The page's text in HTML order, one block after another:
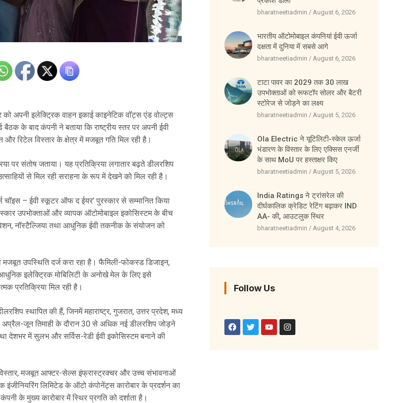
को अपनी इलेक्ट्रिक वाहन इकाई काइनेटिक वॉट्स एंड वोल्ट्स
के बाद कंपनी ने बताया कि राष्ट्रीय स्तर पर अपनी ईवी
और रिटेल विस्तार के क्षेत्र में मजबूत गति मिल रही है।
पर संतोष जताया। यह प्रतिक्रिया लगातार बढ़ते डीलरशिप
से मिल रही सराहना के रूप में देखने को मिल रही है।
चॉइस – ईवी स्कूटर ऑफ द ईयर’ पुरस्कार से सम्मानित किया
उपभोक्ताओं और व्यापक ऑटोमोबाइल इकोसिस्टम के बीच
नॉस्टैल्जिया तथा आधुनिक ईवी तकनीक के संयोजन को
उपस्थिति दर्ज करा रहा है। फैमिली-फोकस्ड डिजाइन,
आधुनिक इलेक्ट्रिक मोबिलिटी के अनोखे मेल के लिए इसे
प्रतिक्रिया मिल रही है।
स्थापित की हैं, जिनमें महाराष्ट्र, गुजरात, उत्तर प्रदेश, मध्य
अप्रैल-जून तिमाही के दौरान 30 से अधिक नई डीलरशिप जोड़ने
देशभर में सुलभ और सर्विस-रेडी ईवी इकोसिस्टम बनाने की
विस्तार, मजबूत आफ्टर-सेल्स इंफ्रास्ट्रक्चर और उच्च संभावनाओं
इंजीनियरिंग लिमिटेड के ऑटो कंपोनेंट्स कारोबार के प्रदर्शन का
के मुख्य कारोबार में स्थिर प्रगति को दर्शाता है।
bharatneetiadmin August 6, 2026
भारतीय ऑटोमोबाइल कंपनियां ईवी ऊर्जा
दक्षता में दुनिया में सबसे आगे
bharatneetiadmin August 6, 2026
टाटा पावर का 2029 तक 30 लाख
उपभोक्ताओं को रूफटॉप सोलर और बैटरी
स्टोरेज से जोड़ने का लक्ष्य
bharatneetiadmin August 5, 2026
Ola Electric ने यूटिलिटी-स्केल ऊर्जा
भंडारण के विस्तार के लिए एक्सिस एनर्जी
के साथ MoU पर हस्ताक्षर किए
bharatneetiadmin August 5, 2026
India Ratings ने ट्रांसरेल की
दीर्घकालिक क्रेडिट रेटिंग बढ़ाकर IND
AA- की, आउटलुक स्थिर
bharatneetiadmin August 4, 2026
Follow Us